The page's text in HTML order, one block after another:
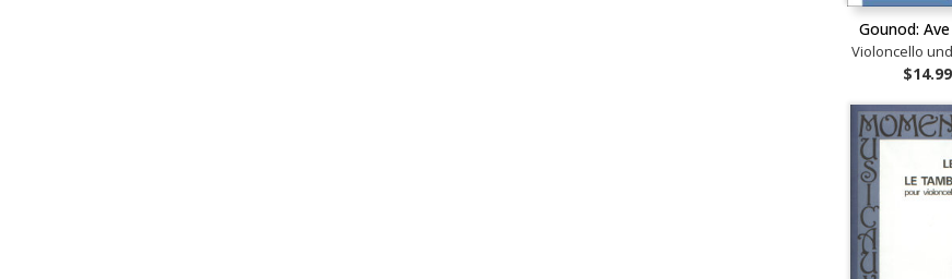
Gounod:
Violoncello
$14.99